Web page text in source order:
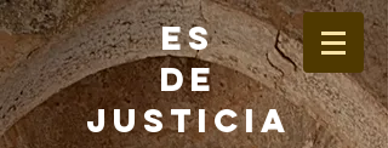
ES
DE
JUSTICIA